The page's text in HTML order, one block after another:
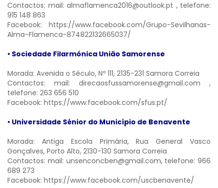
Contactos: mail: almaflamenca2016@outlook.pt , telefone:
915 148 863
Facebook: https://www.facebook.com/Grupo-Sevilhanas-
Alma-Flamenca-874822132665037/
• Sociedade Filarmónica União Samorense
Morada: Avenida o Século, Nº 111, 2135-231 Samora Correia
Contactos: mail: direcaosfussamorense@gmail.com ,
telefone: 263 656 510
Facebook: https://www.facebook.com/sfus.pt/
• Universidade Sénior do Município de Benavente
Morada: Antiga Escola Primária, Rua General Vasco
Gonçalves, Porto Alto, 2130-130 Samora Correia
Contactos: mail: unsenconcben@gmail.com,telefone: 966
689 273
Facebook: https://www.facebook.com/uscbenavente/